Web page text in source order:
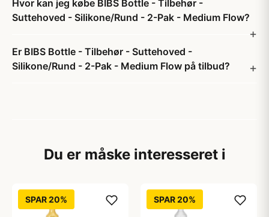
Hvor kan jeg købe BIBS Bottle - Tilbehør -
Suttehoved - Silikone/Rund - 2-Pak - Medium Flow?
Er BIBS Bottle - Tilbehør - Suttehoved -
Silikone/Rund - 2-Pak - Medium Flow på tilbud?
Du er måske interesseret i
SPAR 20% SPAR 20%